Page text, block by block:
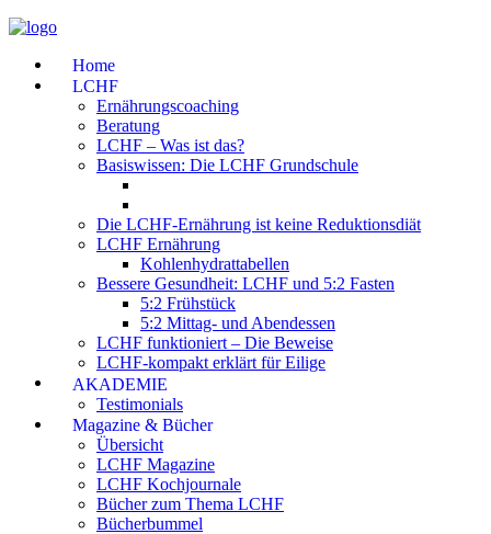
Home
LCHF
Ernährungscoaching
Beratung
LCHF – Was ist das?
Basiswissen: Die LCHF Grundschule
Die LCHF-Ernährung ist keine Reduktionsdiät
LCHF Ernährung
Kohlenhydrattabellen
Bessere Gesundheit: LCHF und 5:2 Fasten
5:2 Frühstück
5:2 Mittag- und Abendessen
LCHF funktioniert – Die Beweise
LCHF-kompakt erklärt für Eilige
AKADEMIE
Testimonials
Magazine & Bücher
Übersicht
LCHF Magazine
LCHF Kochjournale
Bücher zum Thema LCHF
Bücherbummel